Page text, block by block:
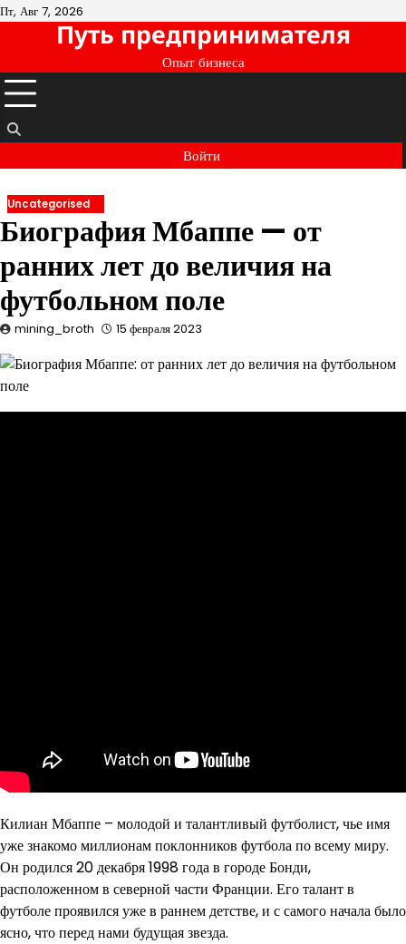
Перейти
содержимому
Пт, Авг 7, 2026
Путь предпринимателя
Опыт бизнеса
Войти
Uncategorised
Биография Мбаппе — от
ранних лет до величия на
футбольном поле
mining_broth 15 февраля 2023
Килиан Мбаппе – молодой и талантливый футболист, чье имя
уже знакомо миллионам поклонников футбола по всему миру.
Он родился 20 декабря 1998 года в городе Бонди,
расположенном в северной части Франции. Его талант в
футболе проявился уже в раннем детстве, и с самого начала было
ясно, что перед нами будущая звезда.